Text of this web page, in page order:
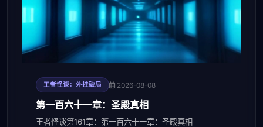
王者怪谈：外挂破局 2026-08-08
第一百六十一章：圣殿真相
王者怪谈第161章：第一百六十一章：圣殿真相